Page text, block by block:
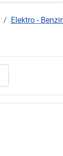
Elektro -